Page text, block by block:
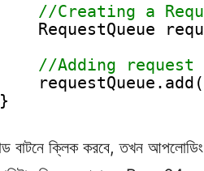
//Creating a
RequestQueue
//Adding request
}
ক্লিক করবে, তখন আপলোডিং